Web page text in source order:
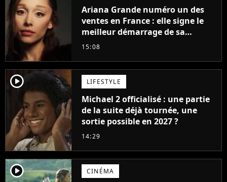
Ariana Grande numéro un des
ventes en France : elle signe le
meilleur démarrage de sa
carrière avec son album Petal
15:08
player2 LIFESTYLE
Michael 2 officialisé : une partie
de la suite déjà tournée, une
sortie possible en 2027 ?
14:29
player2 CINÉMA